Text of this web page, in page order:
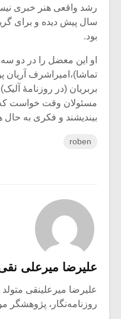
سال پیش دیده و برای
بود.
او این معضل را در دو سه
تماشا)،امیراشرف آریان
بربریان (در روزنامۀ
مسئولان وقت خواست که
بیندیشند و فکری به حال
roben
علیرضا میرعلی
علیرضا میرعلینقی متولد ۱۳۴۵ در تهران
روزنامه‌نگار، پژوهشگر